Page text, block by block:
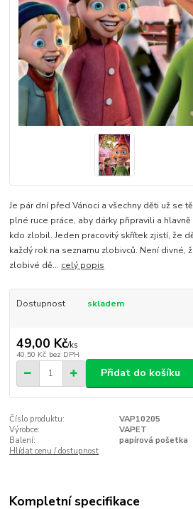
Je pár dní před Vánoci a všechny děti už se
plné ruce práce, aby dárky připravili a
kdo zlobil. Jeden pracovitý skřítek zjistí, že
každý rok na seznamu zlobivců. Není divné,
zlobivé dě... celý popis
Dostupnost skladem
49,00 Kč/ks
40,50 Kč bez DPH
Přidat do košíku
Číslo produktu:
VAP10205
Výrobce:
VAPET
Balení:
papírová pošetka
Hlídat cenu / dostupnost
Kompletní specifikace